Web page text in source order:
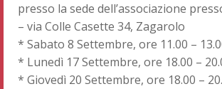
presso la sede dell’associazione
– via Colle Casette 34, Zagarolo
* Sabato 8 Settembre, ore 11.00 –
* Lunedì 17 Settembre, ore 18.00 –
* Giovedì 20 Settembre, ore 18.00 –